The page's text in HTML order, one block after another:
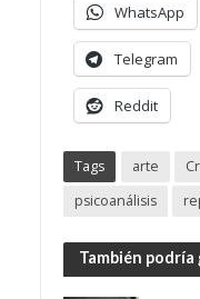
WhatsApp
Telegram
Reddit
Tags arte
psicoanálisis
También